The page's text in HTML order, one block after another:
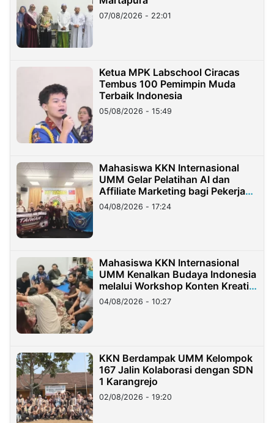
07/08/2026 - 22:01
Ketua MPK Labschool Ciracas
Tembus 100 Pemimpin Muda
Terbaik Indonesia
05/08/2026 - 15:49
Mahasiswa KKN Internasional
UMM Gelar Pelatihan AI dan
Affiliate Marketing bagi Pekerja
Migran Indonesia di Taiwan
04/08/2026 - 17:24
Mahasiswa KKN Internasional
UMM Kenalkan Budaya Indonesia
melalui Workshop Konten Kreatif
di Taiwan
04/08/2026 - 10:27
KKN Berdampak UMM Kelompok
167 Jalin Kolaborasi dengan SDN
1 Karangrejo
02/08/2026 - 19:20